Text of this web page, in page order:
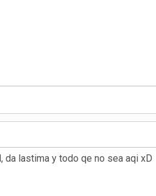
da lastima y todo qe